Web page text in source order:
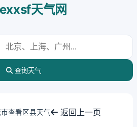
天气网
查询天气
查看区县天气 返回上一页